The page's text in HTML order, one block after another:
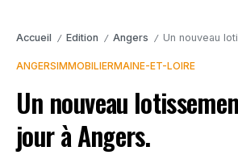
Accueil / Edition / Angers / Un nouveau
ANGERSIMMOBILIERMAINE-ET-LOIRE
Un nouveau
jour à Angers.